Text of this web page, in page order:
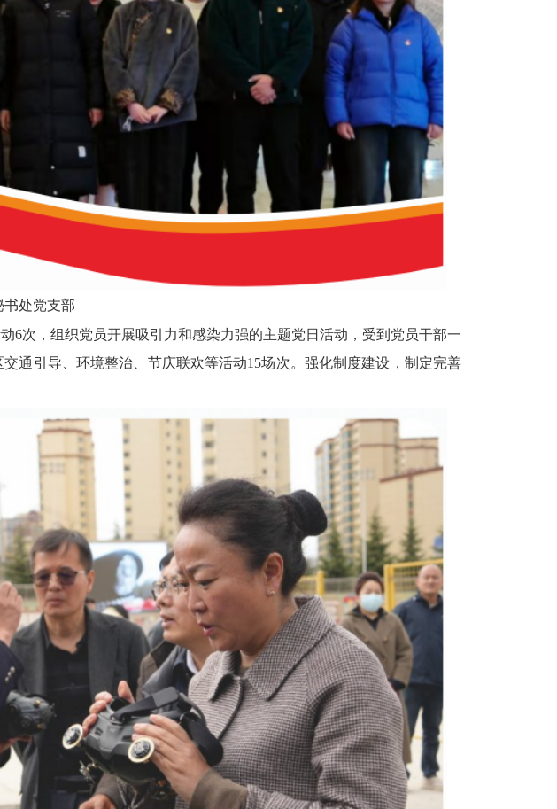
书处党支部
6次，组织党员开展吸引力和感染力强的主题党日活动，受到党员干部一
交通引导、环境整治、节庆联欢等活动15场次。强化制度建设，制定完善